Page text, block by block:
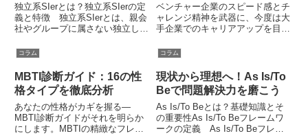
独立系SIerとは？独立系SIerの定
義と特徴 独立系SIerとは、親会
社やグループに属さない独立した
ます。これにより、独立系SIerは
企業数が最も多く、自由度の高い
運営が可能という特徴がありま
す。親会社の制約...
ベンチャー企業のスピード感とチ
ャレンジ精神を武器に、今度は大
手企業でのキャリアアップを目指
から大手へ」というステージチェ
ンジは魅力的ながらも、その難易
度が高いことは多くの転職者が認
めるところです。本記事では、
そ...
コラム
MBTI診断ガイド：16の性
格タイプを徹底分析
あなたの性格がカギを握る—
MBTI診断ガイドがそれを明らか
にします。MBTIの精緻なフレー
コラム
現状から理想へ！As Is/To
Beで問題解決力を磨こう
As Is/To Beとは？基礎知識とそ
の重要性As Is/To Beフレームワ
ークの定義 As Is/To Beフレー